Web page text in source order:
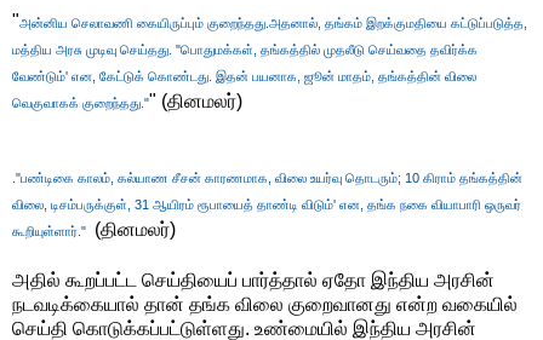
"அன்னிய செலாவணி கையிருப்பும் குறைந்தது.அதனால், தங்கம் இறக்குமதியை கட்டுப்படுத்த,
மத்திய அரசு முடிவு செய்தது. "பொதுமக்கள், தங்கத்தில் முதலீடு செய்வதை தவிர்க்க
வேண்டும்' என, கேட்டுக் கொண்டது. இதன் பயனாக, ஜூன் மாதம், தங்கத்தின் விலை
வெகுவாகக் குறைந்தது."" (தினமலர்)
."பண்டிகை காலம், கல்யாண சீசன் காரணமாக, விலை உயர்வு தொடரும்; 10 கிராம் தங்கத்தின்
விலை, டிசம்பருக்குள், 31 ஆயிரம் ரூபாயைத் தாண்டி விடும்' என, தங்க நகை வியாபாரி ஒருவர்
கூறியுள்ளார்."
(தினமலர்)
அதில் கூறப்பட்ட செய்தியைப் பார்த்தால் ஏதோ இந்திய அரசின்
நடவடிக்கையால் தான் தங்க விலை குறைவானது என்ற வகையில்
செய்தி கொடுக்கப்பட்டுள்ளது. உண்மையில் இந்திய அரசின்